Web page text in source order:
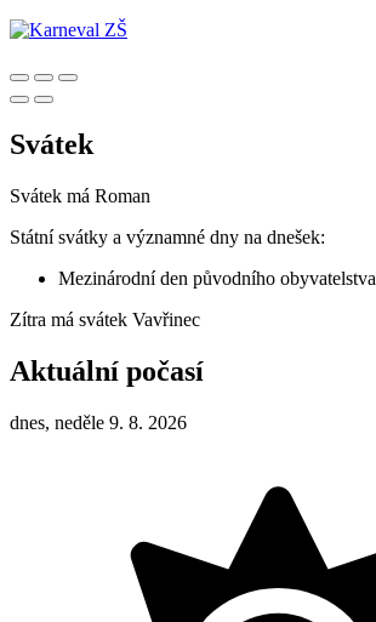
Svátek
Svátek má Roman
Státní svátky a významné dny na dnešek:
Mezinárodní den původního obyvatelstva
Zítra má svátek Vavřinec
Aktuální počasí
dnes, neděle 9. 8. 2026